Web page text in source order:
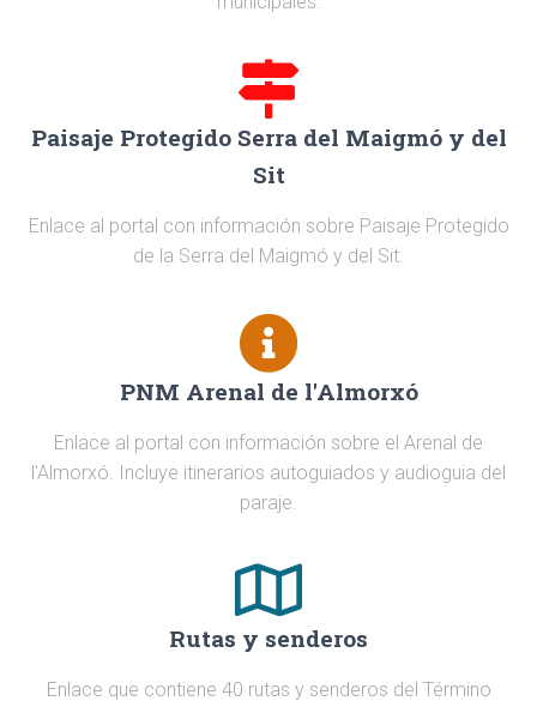
Paisaje Protegido Serra del Maigmó y del
Sit
Enlace al portal con información sobre Paisaje Protegido
de la Serra del Maigmó y del Sit.
PNM Arenal de l'Almorxó
Enlace al portal con información sobre el Arenal de
l'Almorxó. Incluye itinerarios autoguiados y audioguia del
paraje.
Rutas y senderos
Enlace que contiene 40 rutas y senderos del Término